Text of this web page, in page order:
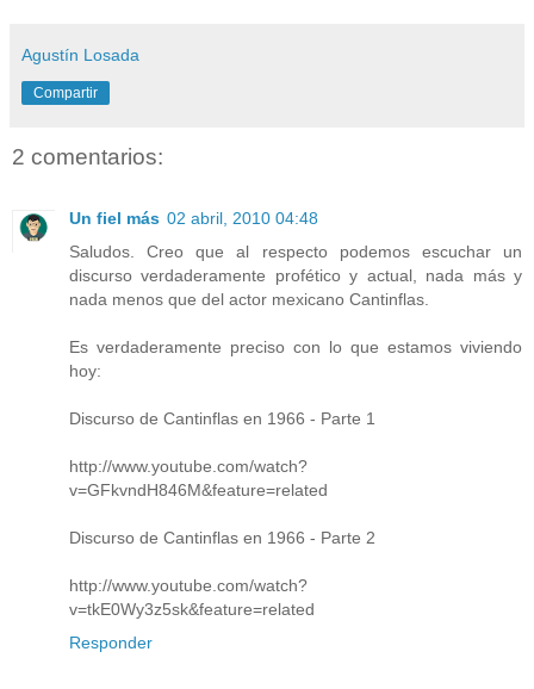
Agustín Losada
Compartir
2 comentarios:
Un fiel más 02 abril, 2010 04:48
Saludos. Creo que al respecto podemos escuchar un
discurso verdaderamente profético y actual, nada más y
nada menos que del actor mexicano Cantinflas.
Es verdaderamente preciso con lo que estamos viviendo
hoy:
Discurso de Cantinflas en 1966 - Parte 1
http://www.youtube.com/watch?
v=GFkvndH846M&feature=related
Discurso de Cantinflas en 1966 - Parte 2
http://www.youtube.com/watch?
v=tkE0Wy3z5sk&feature=related
Responder